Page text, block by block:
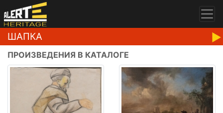
ШАПКА
ПРОИЗВЕДЕНИЯ В КАТАЛОГЕ